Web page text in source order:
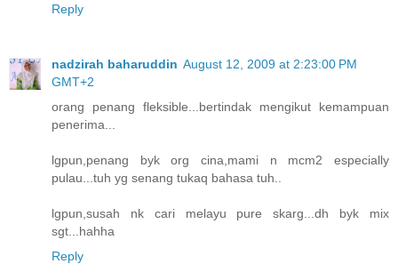
Reply
nadzirah baharuddin August 12, 2009 at 2:23:00 PM
GMT+2
orang penang fleksible...bertindak mengikut kemampuan
penerima...
lgpun,penang byk org cina,mami n mcm2 especially
pulau...tuh yg senang tukaq bahasa tuh..
lgpun,susah nk cari melayu pure skarg...dh byk mix
sgt...hahha
Reply